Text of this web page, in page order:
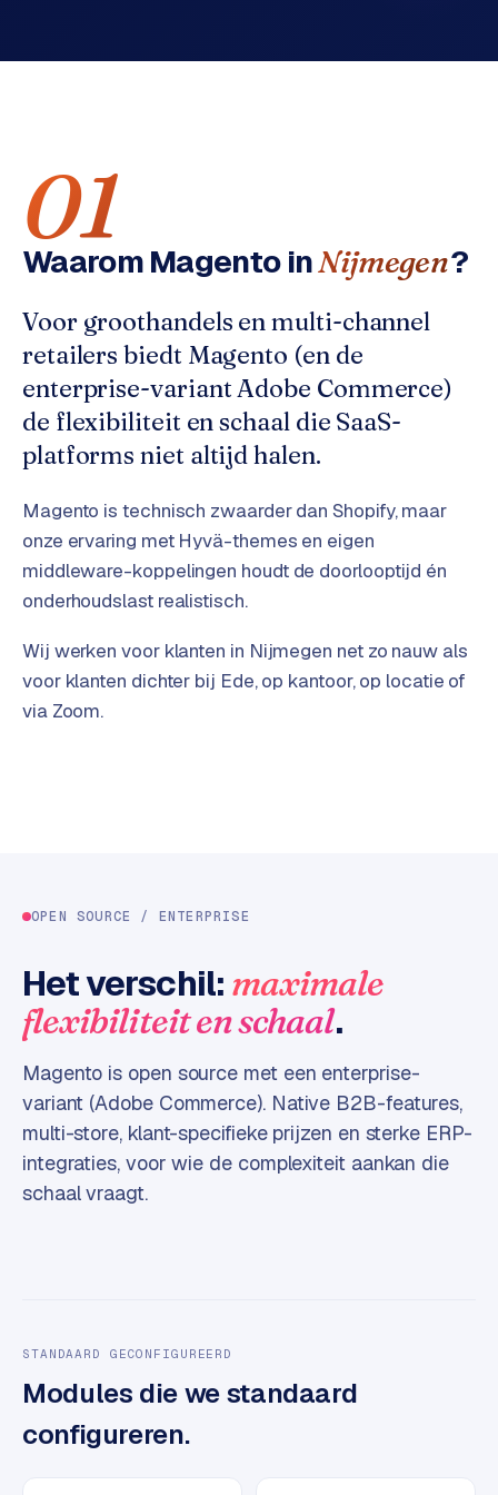
o
r
e
w
e
s
h
p
B
B
c
o
m
e
r
r
r
e
s
w
e
b
s
i
a
w
e
k
F
A
Q
C
o
n
a
c
01
WaaromMagentoinNijmegen?
Voor groothandels en multi-channel
retailers biedt Magento (en de
enterprise-variant Adobe Commerce)
de flexibiliteit en schaal die SaaS-
platforms niet altijd halen.
Magento is technisch zwaarder dan Shopify, maar
onze ervaring met Hyvä-themes en eigen
middleware-koppelingen houdt de doorlooptijd én
onderhoudslast realistisch.
Wij werken voor klanten in Nijmegen net zo nauw als
voor klanten dichter bij Ede, op kantoor, op locatie of
via Zoom.
OPEN SOURCE / ENTERPRISE
Het verschil: maximale
flexibiliteit en schaal.
Magento is open source met een enterprise-
variant (Adobe Commerce). Native B2B-features,
multi-store, klant-specifieke prijzen en sterke ERP-
integraties, voor wie de complexiteit aankan die
schaal vraagt.
STANDAARD GECONFIGUREERD
Modules die we standaard
configureren.